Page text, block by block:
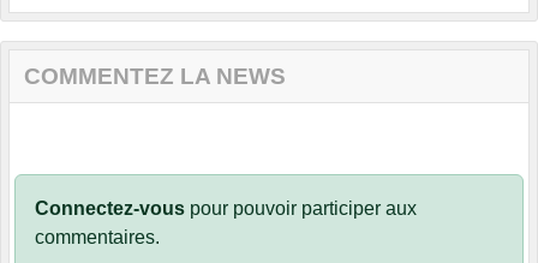
COMMENTEZ LA NEWS
Connectez-vous pour pouvoir participer aux
commentaires.